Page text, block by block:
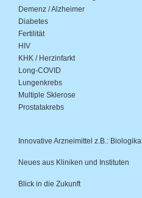
Demenz / Alzheimer
Diabetes
Fertilität
HIV
KHK / Herzinfarkt
Long-COVID
Lungenkrebs
Multiple Sklerose
Prostatakrebs
Innovative Arzneimittel z.B.: Biologika
Neues aus Kliniken und Instituten
Blick in die Zukunft